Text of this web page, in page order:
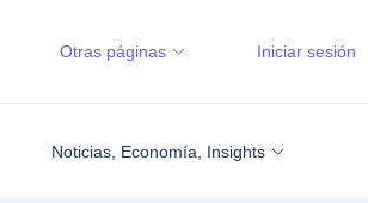
Noticias, Economía, Insights
Otras páginas Iniciar sesión